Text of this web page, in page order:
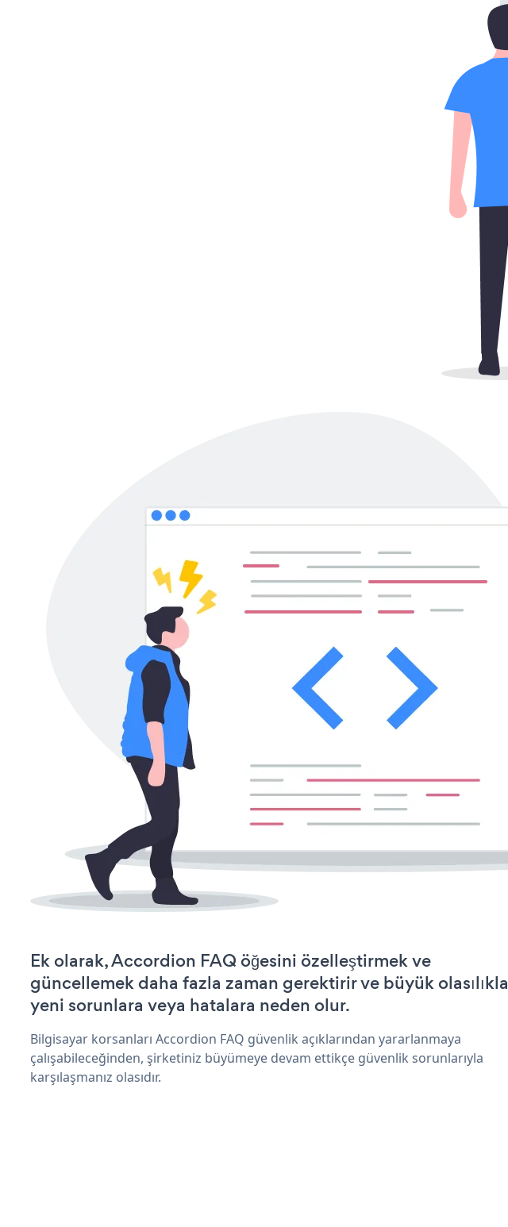
Ek olarak, Accordion FAQ öğesini özelleştirmek ve
güncellemek daha fazla zaman gerektirir ve büyük olasılıkla
yeni sorunlara veya hatalara neden olur.
Bilgisayar korsanları Accordion FAQ güvenlik açıklarından yararlanmaya
çalışabileceğinden, şirketiniz büyümeye devam ettikçe güvenlik sorunlarıyla
karşılaşmanız olasıdır.